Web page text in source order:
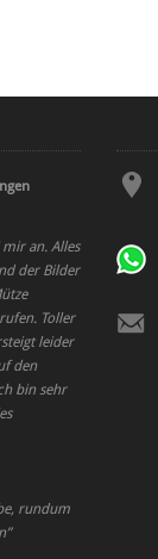
an. Alles
der Bilder
Toller
leider
den
bin sehr
rundum
”